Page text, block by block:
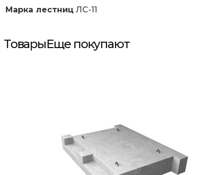
Марка лестниц ЛС-11
ТоварыЕще покупают